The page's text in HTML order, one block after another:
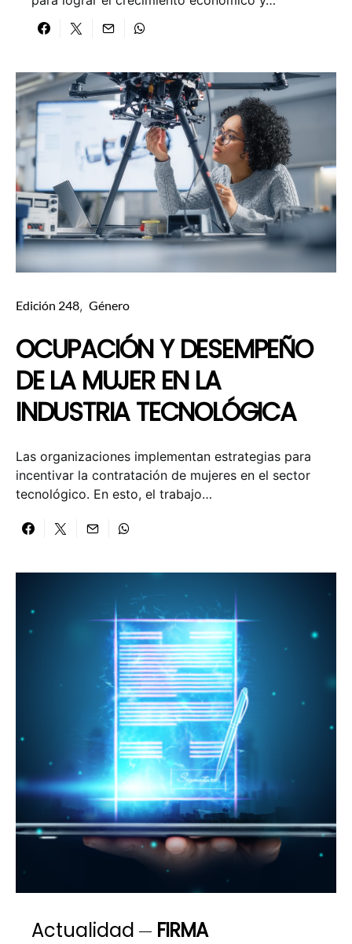
Edición 248 Género
OCUPACIÓN Y DESEMPEÑO
DE LA MUJER EN LA
INDUSTRIA TECNOLÓGICA
Las organizaciones implementan estrategias para
incentivar la contratación de mujeres en el sector
tecnológico. En esto, el trabajo…
Actualidad
FIRMA